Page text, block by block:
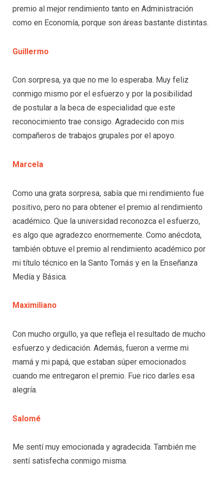
premio al mejor rendimiento tanto en Administración
como en Economía, porque son áreas bastante distintas.
Guillermo
Con sorpresa, ya que no me lo esperaba. Muy feliz
conmigo mismo por el esfuerzo y por la posibilidad
de postular a la beca de especialidad que este
reconocimiento trae consigo. Agradecido con mis
compañeros de trabajos grupales por el apoyo.
Marcela
Como una grata sorpresa, sabía que mi rendimiento fue
positivo, pero no para obtener el premio al rendimiento
académico. Que la universidad reconozca el esfuerzo,
es algo que agradezco enormemente. Como anécdota,
también obtuve el premio al rendimiento académico por
mi título técnico en la Santo Tomás y en la Enseñanza
Medía y Básica.
Maximiliano
Con mucho orgullo, ya que refleja el resultado de mucho
esfuerzo y dedicación. Además, fueron a verme mi
mamá y mi papá, que estaban súper emocionados
cuando me entregaron el premio. Fue rico darles esa
alegría.
Salomé
Me sentí muy emocionada y agradecida. También me
sentí satisfecha conmigo misma.